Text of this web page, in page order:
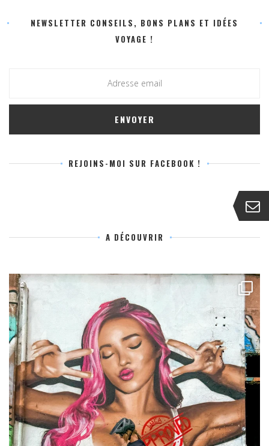
NEWSLETTER CONSEILS, BONS PLANS ET IDÉES
VOYAGE !
REJOINS-MOI SUR FACEBOOK !
A DÉCOUVRIR